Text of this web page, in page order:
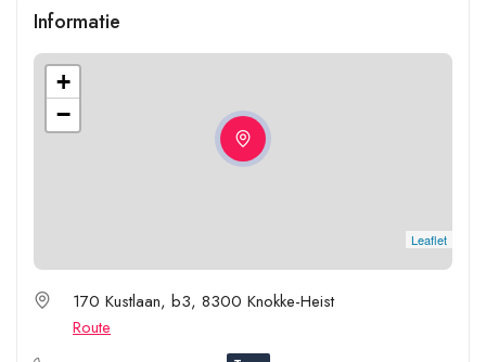
Informatie
+
−
Leaflet
170 Kustlaan, b3, 8300 Knokke-Heist
Route